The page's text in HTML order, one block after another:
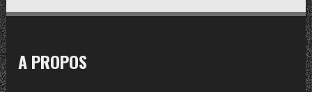
A PROPOS